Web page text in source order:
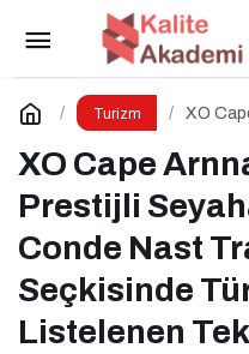
Turizm
XO
XO Cape
Prestijli
Conde Nast
Seçkisinde
Listelenen
Fotoğraf
Yorum Yap